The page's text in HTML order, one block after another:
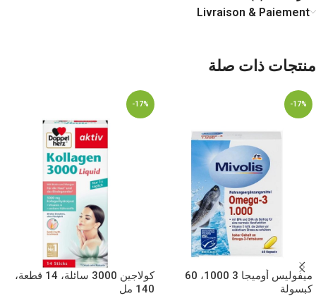
Livraison & Paiement
منتجات ذات صلة
-17%
ميفوليس أوميجا 3 1000، 60
كبسولة
-17%
كولاجين 3000 سائلة، 14 قطعة،
140 مل